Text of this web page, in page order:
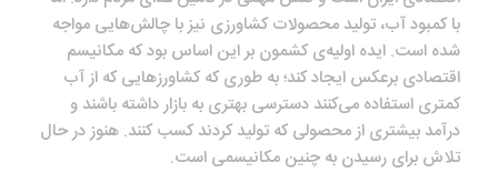
با کمبود آب، تولید محصولات کشاورزی نیز با چالش‌هایی مواجه
شده است. ایده اولیه‌ی کشمون بر این اساس بود که مکانیسم
اقتصادی برعکس ایجاد کند؛ به طوری‌ که کشاورزهایی که از آب
کمتری استفاده می‌کنند دسترسی بهتری به بازار داشته باشند و
درآمد بیشتری از محصولی که تولید کردند کسب کنند. هنوز در حال
تلاش برای رسیدن به چنین مکانیسمی است.